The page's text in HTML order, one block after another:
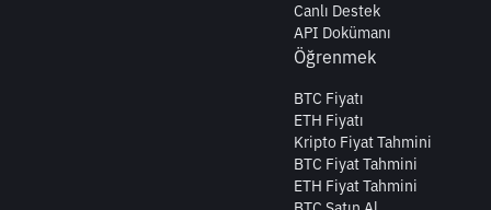
Canlı Destek
API Dokümanı
Öğrenmek
BTC Fiyatı
ETH Fiyatı
Kripto Fiyat Tahmini
BTC Fiyat Tahmini
ETH Fiyat Tahmini